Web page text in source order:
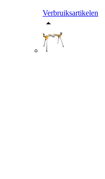
Verbruiksartikelen